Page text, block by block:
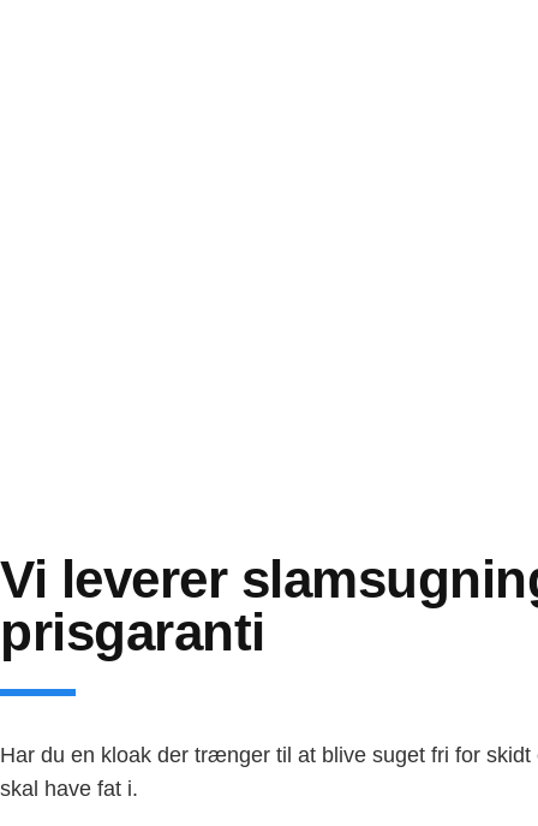
Vi leverer
prisgaranti
Har du en kloak der trænger til at blive suget fri for
skal have fat i.